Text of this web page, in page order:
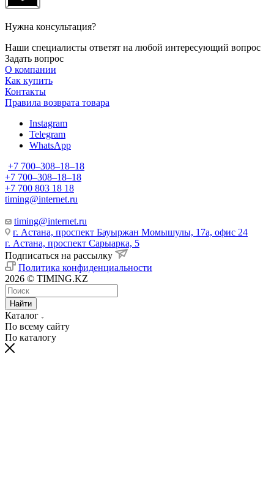
Нужна консультация?
Наши специалисты ответят на любой интересующий вопрос
Задать вопрос
О компании
Как купить
Контакты
Правила возврата товара
Instagram
Telegram
WhatsApp
+7 700‒308‒18‒18
+7 700‒308‒18‒18
+7 700 803 18 18
timing@internet.ru
timing@internet.ru
г. Астана, проспект Бауыржан Момышулы, 17а, офис 24
г. Астана, проспект Сарыарка, 5
Подписаться на рассылку
Политика конфиденциальности
2026 © TIMING.KZ
Найти
Каталог
По всему сайту
По каталогу